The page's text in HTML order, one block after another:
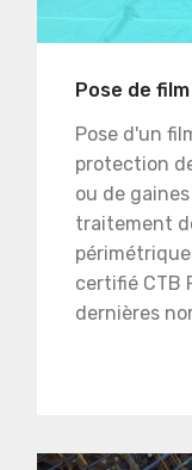
Pose de
Pose d'un
protection
ou de
traitement
certifié CTB
dernières